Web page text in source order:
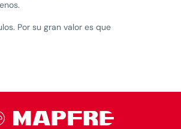
Por su gran valor es que